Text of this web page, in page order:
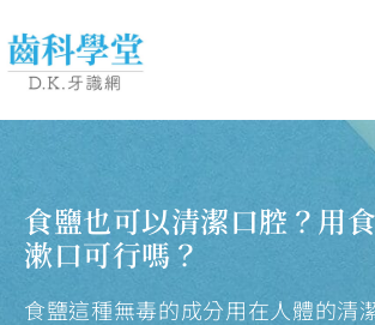
食鹽也可以清潔口腔？用
漱口可行嗎？
食鹽這種無毒的成分用在人體的清